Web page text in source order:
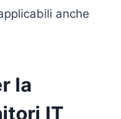
anche
la
IT